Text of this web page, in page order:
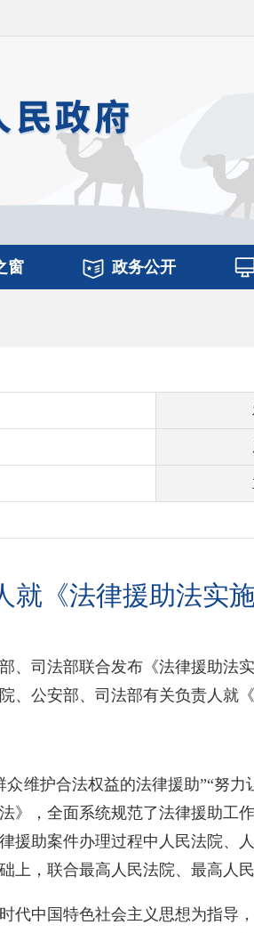
窗 政务公开
就《法律援助法实
、司法部联合发布《法律援助法
公安部、司法部有关负责人就
维护合法权益的法律援助”“努
》，全面系统规范了法律援助工
援助案件办理过程中人民法院、
，联合最高人民法院、最高人
代中国特色社会主义思想为指导